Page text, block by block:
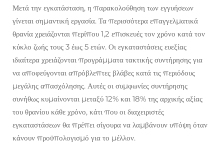
Μετά την εγκατάσταση, η παρακολούθηση των εγγυήσεων
γίνεται σημαντική εργασία. Τα περισσότερα επαγγελματικά
θρανία χρειάζονται περίπου 1,2 επισκευές τον χρόνο κατά τον
κύκλο ζωής τους 3 έως 5 ετών. Οι εγκαταστάσεις ευεξίας
ιδιαίτερα χρειάζονται προγράμματα τακτικής συντήρησης για
να αποφεύγονται απρόβλεπτες βλάβες κατά τις περιόδους
μεγάλης απασχόλησης. Αυτές οι συμφωνίες συντήρησης
συνήθως κυμαίνονται μεταξύ 12% και 18% της αρχικής αξίας
του θρανίου κάθε χρόνο, κάτι που οι διαχειριστές
εγκαταστάσεων θα πρέπει σίγουρα να λαμβάνουν υπόψη όταν
κάνουν προϋπολογισμό για το μέλλον.